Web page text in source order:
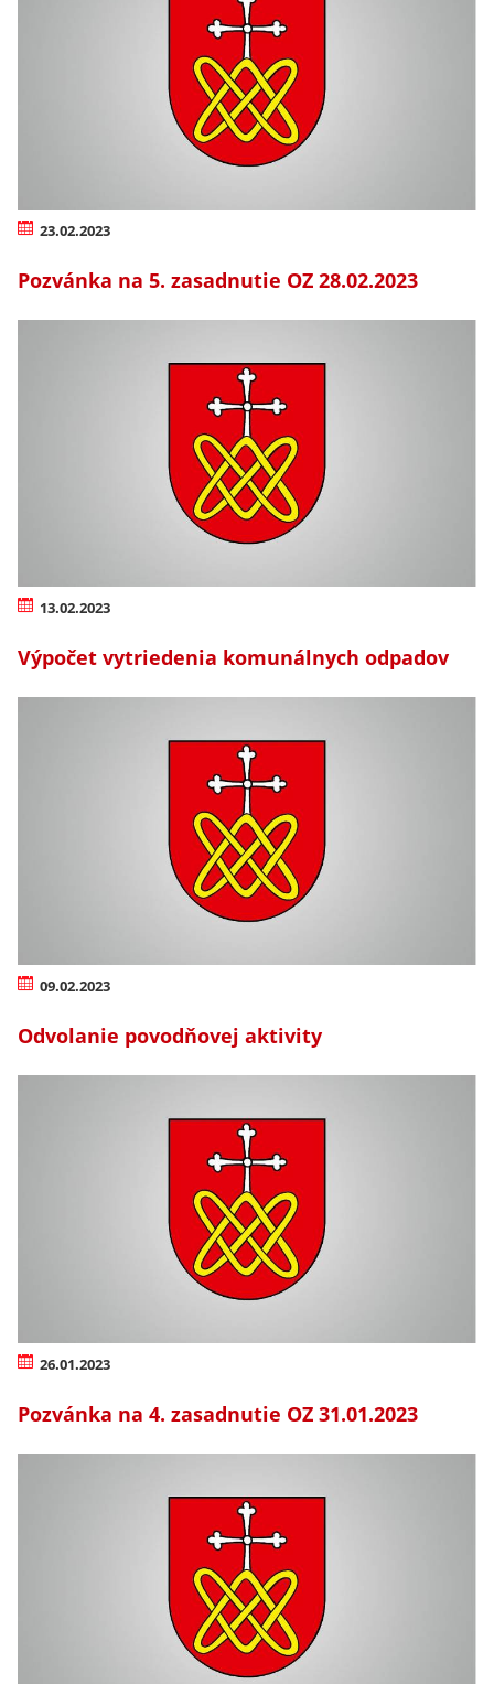
23.02.2023
Pozvánka na 5. zasadnutie OZ 28.02.2023
13.02.2023
Výpočet vytriedenia komunálnych odpadov
09.02.2023
Odvolanie povodňovej aktivity
26.01.2023
Pozvánka na 4. zasadnutie OZ 31.01.2023